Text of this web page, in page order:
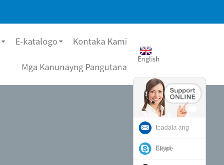
E-katalogo Kontaka Kami
Mga Kanunayng Pangutana
English
Ipadala ang
Email
Skype